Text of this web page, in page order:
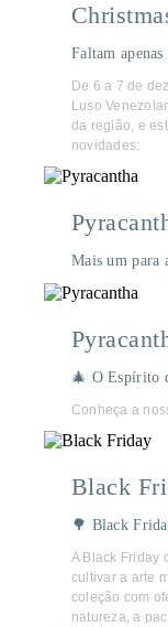
Faltam apenas
De 6 a 7 de
Luso
da região, e
novidades:
Mais um para
🎄 O Espírito
Conheça a
Black
🌳 Black
A Black Friday
cultivar a arte
coleção com
natureza, a